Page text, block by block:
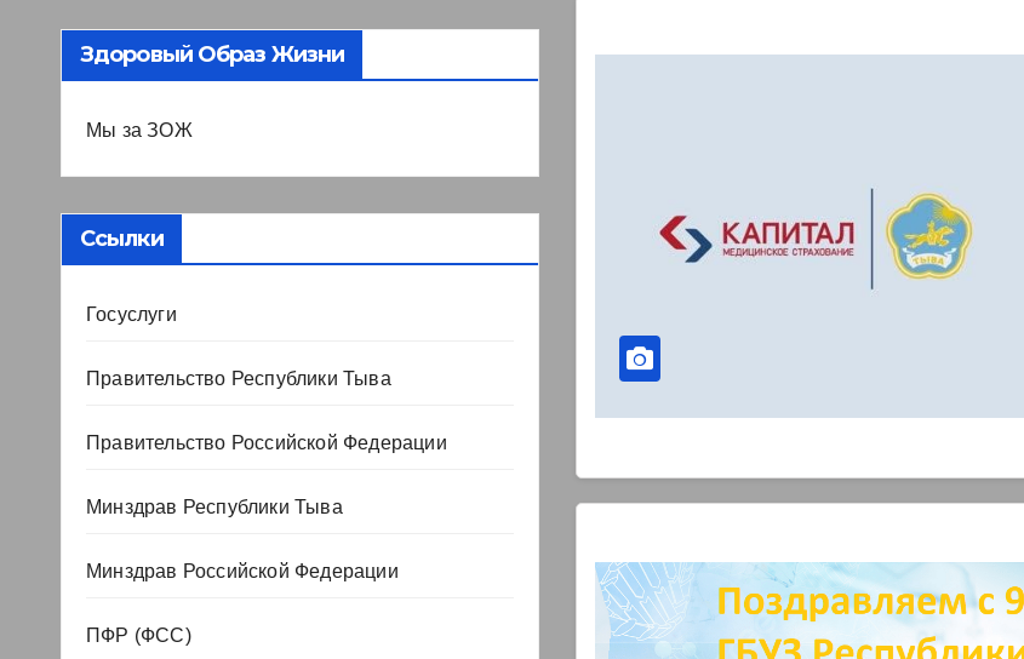
Здоровый Образ Жизни
Мы за ЗОЖ
Ссылки
Госуслуги
Правительство Республики Тыва
Правительство Российской Федерации
Минздрав Республики Тыва
Минздрав Российской Федерации
ПФР (ФСС)